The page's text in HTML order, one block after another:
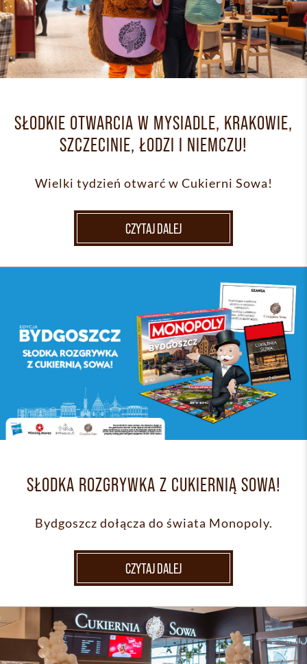
SŁODKIE OTWARCIA W MYSIADLE, KRAKOWIE,
SZCZECINIE, ŁODZI I NIEMCZU!
Wielki tydzień otwarć w Cukierni Sowa!
CZYTAJ DALEJ
SŁODKA ROZGRYWKA Z CUKIERNIĄ SOWA!
Bydgoszcz dołącza do świata Monopoly.
CZYTAJ DALEJ